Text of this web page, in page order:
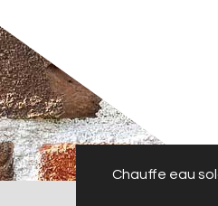
Chauffe eau